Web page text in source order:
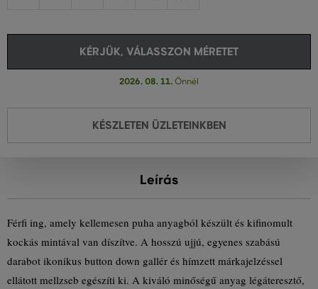
KÉRJÜK, VÁLASSZON MÉRETET
2026. 08. 11. Önnél
KÉSZLETEN ÜZLETEINKBEN
Leírás
Férfi ing, amely kellemesen puha anyagból készült és kifinomult
kockás mintával van díszítve. A hosszú ujjú, egyenes szabású
darabot ikonikus button down gallér és hímzett márkajelzéssel
ellátott mellzseb egészíti ki. A kiváló minőségű anyag légáteresztő,